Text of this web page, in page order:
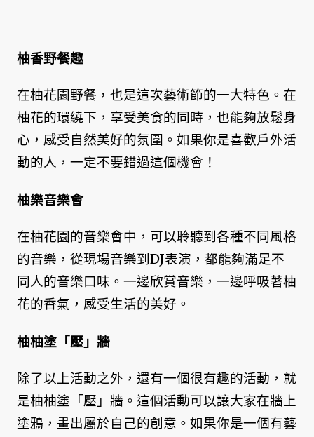
柚香野餐趣
在柚花園野餐，也是這次藝術節的一大特色。在
柚花的環繞下，享受美食的同時，也能夠放鬆身
心，感受自然美好的氛圍。如果你是喜歡戶外活
動的人，一定不要錯過這個機會！
柚樂音樂會
在柚花園的音樂會中，可以聆聽到各種不同風格
的音樂，從現場音樂到DJ表演，都能夠滿足不
同人的音樂口味。一邊欣賞音樂，一邊呼吸著柚
花的香氣，感受生活的美好。
柚柚塗「壓」牆
除了以上活動之外，還有一個很有趣的活動，就
是柚柚塗「壓」牆。這個活動可以讓大家在牆上
塗鴉，畫出屬於自己的創意。如果你是一個有藝